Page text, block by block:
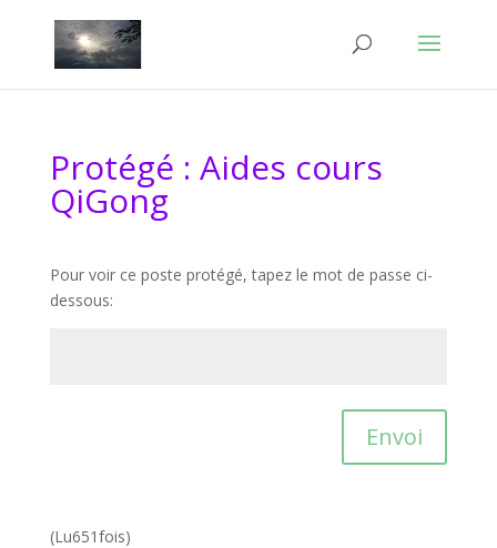
Protégé : Aides cours
QiGong
Pour voir ce poste protégé, tapez le mot de passe ci-
dessous:
Envoi
(Lu651fois)